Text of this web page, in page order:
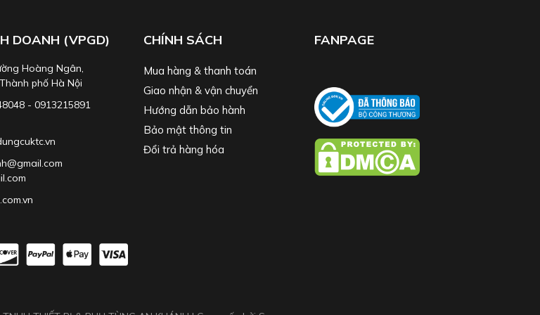
DOANH (VPGD)
Hoàng Ngân,
phố Hà Nội
- 0913215891
CHÍNH SÁCH
Mua hàng & thanh toán
Giao nhận & vận chuyển
Hướng dẫn bảo hành
Bảo mật thông tin
Đổi trả hàng hóa
FANPAGE